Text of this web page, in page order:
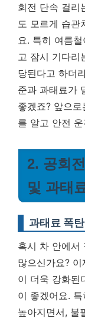
회전 단속 걸리
도 모르게 습관
요. 특히 여름
고 잠시 기다리
당된다고 하더
준과 과태료가
좋겠죠? 앞으
를 알고 안전
2. 공회
및 과태
과태료 폭
혹시 차 안에서
많으신가요?
이 더욱 강화된
이 좋겠어요.
높아지면서, 불